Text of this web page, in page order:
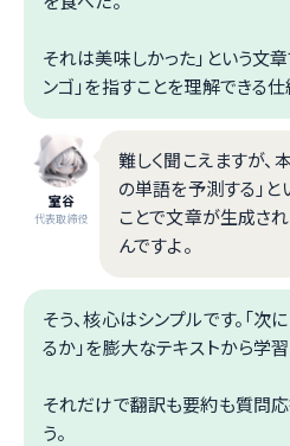
それは美味しかった」という文章
ンゴ」を指すことを理解できる仕
室谷
代表取締役
難しく聞こえますが、
の単語を予測する」と
ことで文章が生成さ
んですよ。
そう、核心はシンプルです。「
るか」を膨大なテキストから学
それだけで翻訳も要約も質問
う。